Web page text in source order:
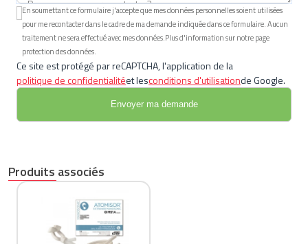
En soumettant ce formulaire j'accepte que mes données personnelles soient utilisées
pour me recontacter dans le cadre de ma demande indiquée dans ce formulaire. Aucun
traitement ne sera effectué avec mes données.Plus d'information sur notre page
protection des données.
Ce site est protégé par reCAPTCHA, l'application de la
politique de confidentialitéet lesconditions d'utilisationde Google.
Produits associés